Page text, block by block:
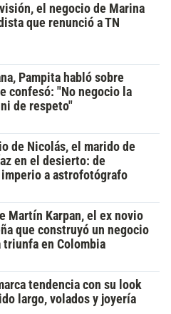
el negocio de Marina
que renunció a TN
Pampita habló sobre
confesó: "No negocio la
de respeto"
de Nicolás, el marido de
en el desierto: de
imperio a astrofotógrafo
Martín Karpan, el ex novio
que construyó un negocio
triunfa en Colombia
tendencia con su look
largo, volados y joyería